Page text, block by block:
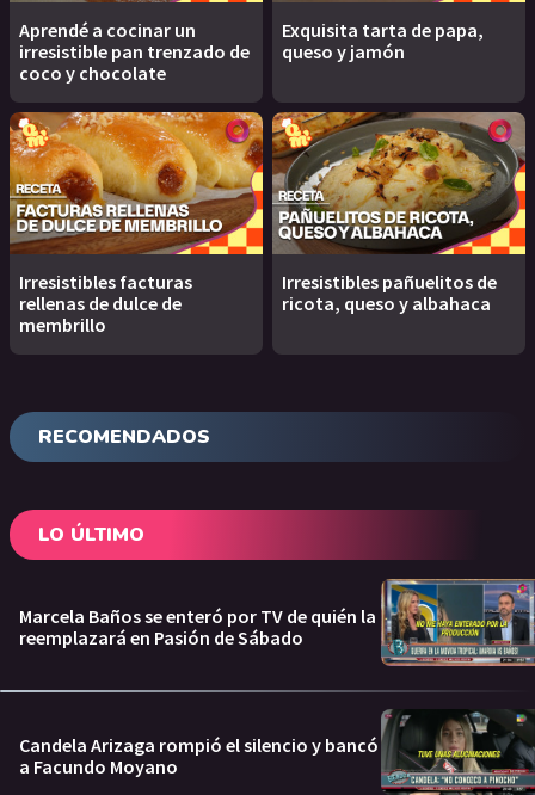
Aprendé a cocinar un
irresistible pan trenzado de
coco y chocolate
Exquisita tarta de papa,
queso y jamón
Irresistibles facturas
rellenas de dulce de
membrillo
Irresistibles pañuelitos de
ricota, queso y albahaca
RECOMENDADOS
LO ÚLTIMO
Marcela Baños se enteró por TV de quién la
reemplazará en Pasión de Sábado
Candela Arizaga rompió el silencio y bancó
a Facundo Moyano